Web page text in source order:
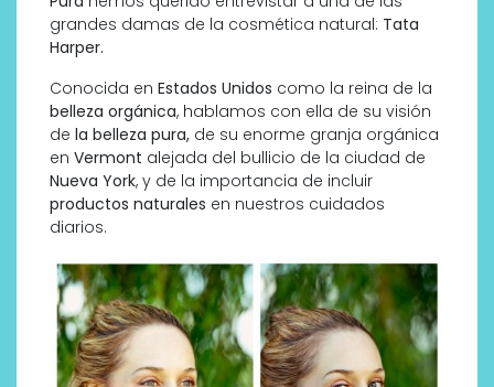
grandes damas de la cosmética natural: Tata
Harper.
Conocida en Estados Unidos como la reina de la
belleza orgánica, hablamos con ella de su visión
de la belleza pura, de su enorme granja orgánica
en Vermont alejada del bullicio de la ciudad de
Nueva York, y de la importancia de incluir
productos naturales en nuestros cuidados
diarios.